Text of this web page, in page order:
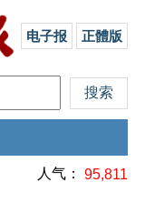
电子报 正體版
人气： 95,811